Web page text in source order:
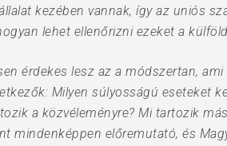
kezében vannak, így az uniós
lehet ellenőrizni ezeket a
érdekes lesz az a módszertan, ami
Milyen súlyosságú eseteket
a közvéleményre? Mi tartozik
mindenképpen előremutató, és